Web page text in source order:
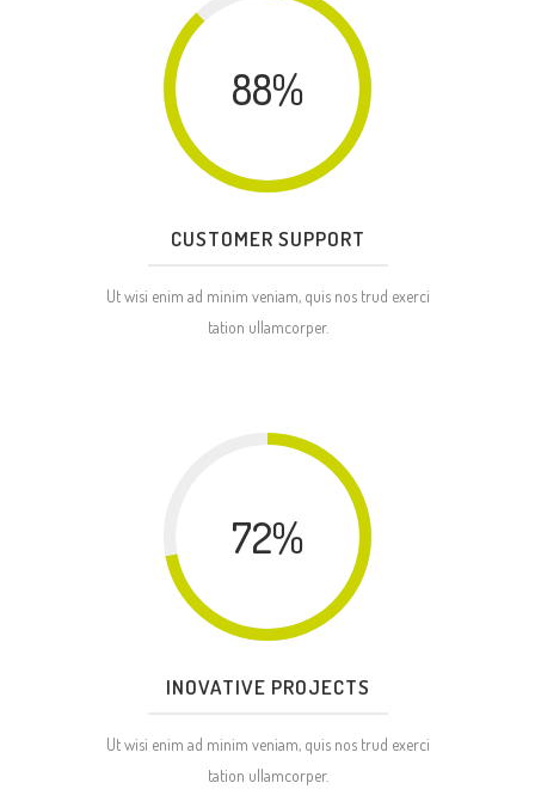
88%
CUSTOMER SUPPORT
Ut wisi enim ad minim veniam, quis nos trud exerci
tation ullamcorper.
72%
INOVATIVE PROJECTS
Ut wisi enim ad minim veniam, quis nos trud exerci
tation ullamcorper.